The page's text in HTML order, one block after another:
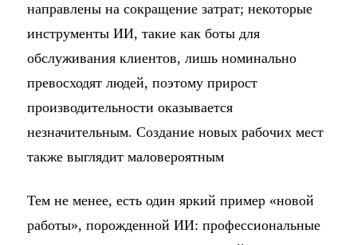
направлены на сокращение затрат; некоторые
инструменты ИИ, такие как боты для
обслуживания клиентов, лишь номинально
превосходят людей, поэтому прирост
производительности оказывается
незначительным. Создание новых рабочих мест
также выглядит маловероятным
Тем не менее, есть один яркий пример «новой
работы», порожденной ИИ: профессиональные